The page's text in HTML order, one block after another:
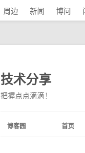
周边 新闻 博问
技术分享
把握点点滴滴！
博客园 首页